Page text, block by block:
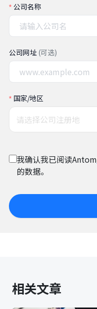
公司名称
公司网址 (可选)
国家/地区
请选择公司注册地
我确认我已阅读Antom
的数据。
相关文章